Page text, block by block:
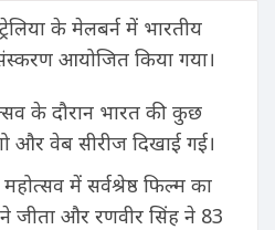
के मेलबर्न में भारतीय
आयोजित किया गया।
के दौरान भारत की कुछ
और वेब सीरीज दिखाई गई।
में सर्वश्रेष्ठ फिल्म का
ने जीता और रणवीर सिंह ने 83